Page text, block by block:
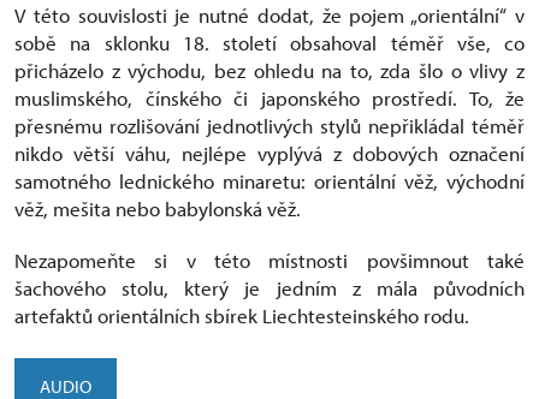
V této souvislosti je nutné dodat, že pojem „orientální“ v
sobě na sklonku 18. století obsahoval téměř vše, co
přicházelo z východu, bez ohledu na to, zda šlo o vlivy z
muslimského, čínského či japonského prostředí. To, že
přesnému rozlišování jednotlivých stylů nepřikládal téměř
nikdo větší váhu, nejlépe vyplývá z dobových označení
samotného lednického minaretu: orientální věž, východní
věž, mešita nebo babylonská věž.
Nezapomeňte si v této místnosti povšimnout také
šachového stolu, který je jedním z mála původních
artefaktů orientálních sbírek Liechtesteinského rodu.
AUDIO